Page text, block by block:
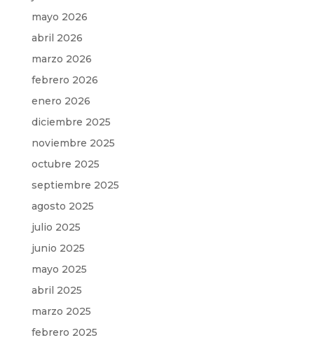
mayo 2026
abril 2026
marzo 2026
febrero 2026
enero 2026
diciembre 2025
noviembre 2025
octubre 2025
septiembre 2025
agosto 2025
julio 2025
junio 2025
mayo 2025
abril 2025
marzo 2025
febrero 2025